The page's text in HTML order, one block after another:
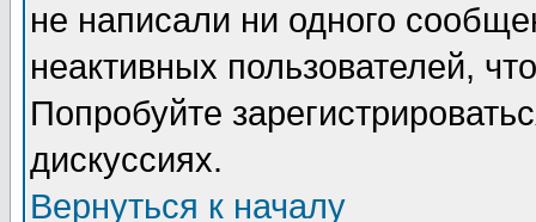
не написали ни одного
неактивных пользователей,
Попробуйте
дискуссиях.
Вернуться к началу